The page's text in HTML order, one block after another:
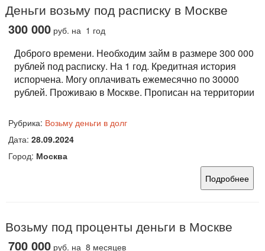
Деньги возьму под расписку в Москве
300 000 руб. на 1 год
Доброго времени. Необходим займ в размере 300 000
рублей под расписку. На 1 год. Кредитная история
испорчена. Могу оплачивать ежемесячно по 30000
рублей. Проживаю в Москве. Прописан на территории
Рубрика: Возьму деньги в долг
Дата: 28.09.2024
Город: Москва
Подробнее
Возьму под проценты деньги в Москве
700 000 руб. на 8 месяцев